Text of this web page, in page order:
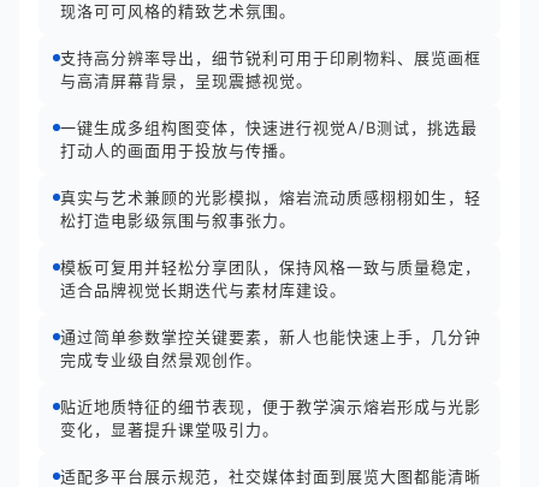
现洛可可风格的精致艺术氛围。
支持高分辨率导出，细节锐利可用于印刷物料、展览画框
与高清屏幕背景，呈现震撼视觉。
一键生成多组构图变体，快速进行视觉A/B测试，挑选最
打动人的画面用于投放与传播。
真实与艺术兼顾的光影模拟，熔岩流动质感栩栩如生，轻
松打造电影级氛围与叙事张力。
模板可复用并轻松分享团队，保持风格一致与质量稳定，
适合品牌视觉长期迭代与素材库建设。
通过简单参数掌控关键要素，新人也能快速上手，几分钟
完成专业级自然景观创作。
贴近地质特征的细节表现，便于教学演示熔岩形成与光影
变化，显著提升课堂吸引力。
适配多平台展示规范，社交媒体封面到展览大图都能清晰